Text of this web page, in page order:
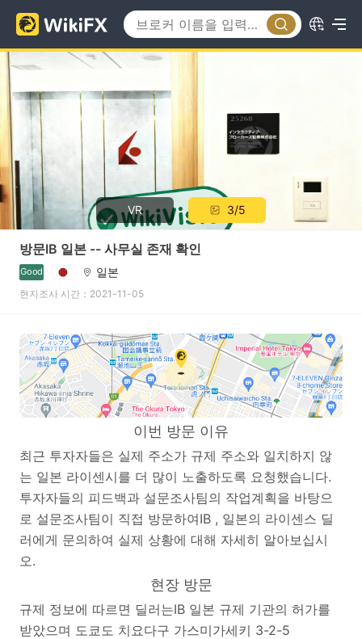
VR 3/5
방문IB 일본 -- 사무실 존재 확인
Good 일본
현지조사 시간：2021-11-05
이번 방문 이유
최근 투자자들은 실제 주소가 규제 주소와 일치하지 않
는 일본 라이센시를 더 많이 노출하도록 요청했습니다.
투자자들의 피드백과 설문조사팀의 작업계획을 바탕으
로 설문조사팀이 직접 방문하여IB , 일본의 라이센스 딜
러에게 문의하여 실제 상황에 대해 자세히 알아보십시
오.
현장 방문
규제 정보에 따르면 딜러는IB 일본 규제 기관의 허가를
받았으며 도쿄도 치요다구 가스미가세키 3-2-5